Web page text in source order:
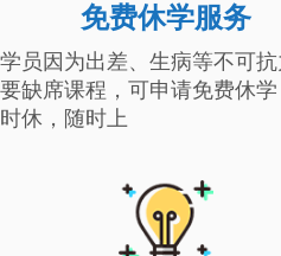
免费休学服务
学员因为出差、生病等不可
要缺席课程，可申请免费休
时休，随时上